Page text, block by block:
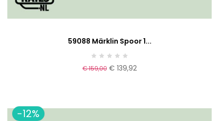
59088 Märklin Spoor 1...
€ 159,00 € 139,92
-12%